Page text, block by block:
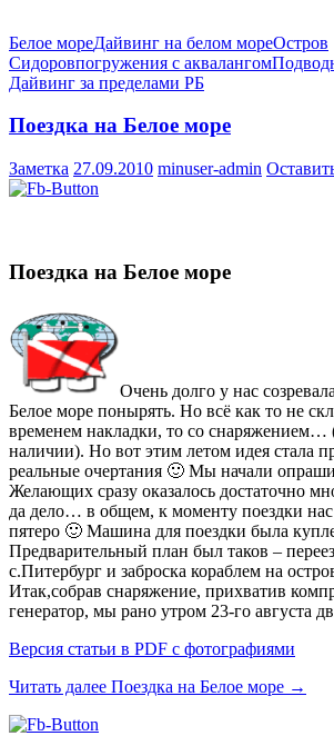
Белое мореДайвинг на белом мореОстров
Сидоровпогружения с аквалангом
Дайвинг за пределами РБ
Поездка на Белое море
Заметка 27.09.2010 minuser-admin
Поездка на Белое море
Очень долго у нас
Белое море понырять. Но всё как то не
временем накладки, то со снаряжением…
наличии). Но вот этим летом идея стала
реальные очертания 🙂 Мы начали
Желающих сразу оказалось достаточно
да дело… в общем, к моменту поездки нас
пятеро 🙂 Машина для поездки была
Предварительный план был таков –
с.Питербург и заброска кораблем на
Итак,собрав снаряжение, прихватив
генератор, мы рано утром 23-го августа
Версия статьи в PDF с фотографиями
Читать далее Поездка на Белое море →